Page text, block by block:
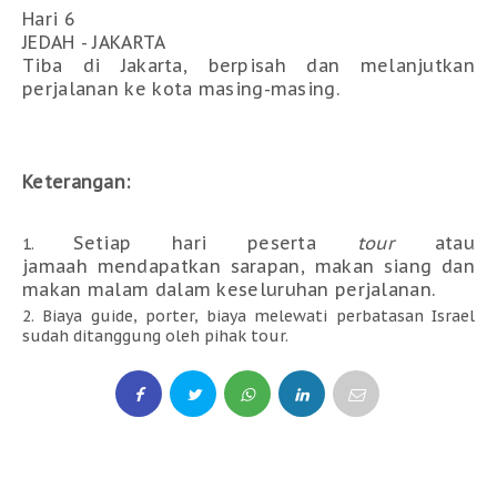
Hari 6
JEDAH - JAKARTA
Tiba di Jakarta, berpisah dan melanjutkan
perjalanan ke kota masing-masing.
Keterangan:
Setiap hari peserta tour atau
jamaah mendapatkan sarapan, makan siang dan
makan malam dalam keseluruhan perjalanan.
Biaya guide, porter, biaya melewati perbatasan Israel
sudah ditanggung oleh pihak tour.